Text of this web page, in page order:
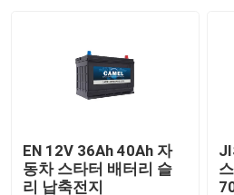
공장 여행
연락주세요
EN 12V 36Ah 40Ah 자
동차 스타터 배터리 슬
리 납축전지